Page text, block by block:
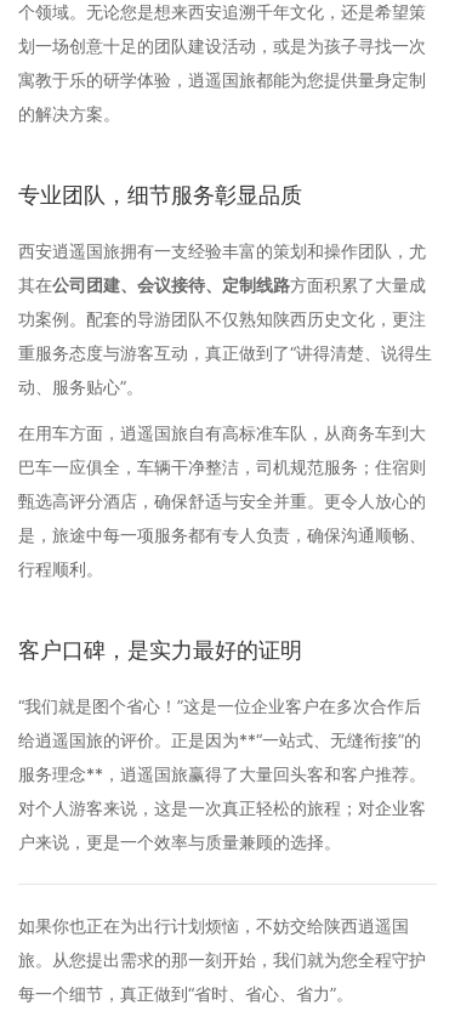
个领域。无论您是想来西安追溯千年文化，还是希望策
划一场创意十足的团队建设活动，或是为孩子寻找一次
寓教于乐的研学体验，逍遥国旅都能为您提供量身定制
的解决方案。
专业团队，细节服务彰显品质
西安逍遥国旅拥有一支经验丰富的策划和操作团队，尤
其在公司团建、会议接待、定制线路方面积累了大量成
功案例。配套的导游团队不仅熟知陕西历史文化，更注
重服务态度与游客互动，真正做到了“讲得清楚、说得生
动、服务贴心”。
在用车方面，逍遥国旅自有高标准车队，从商务车到大
巴车一应俱全，车辆干净整洁，司机规范服务；住宿则
甄选高评分酒店，确保舒适与安全并重。更令人放心的
是，旅途中每一项服务都有专人负责，确保沟通顺畅、
行程顺利。
客户口碑，是实力最好的证明
“我们就是图个省心！”这是一位企业客户在多次合作后
给逍遥国旅的评价。正是因为**“一站式、无缝衔接”的
服务理念**，逍遥国旅赢得了大量回头客和客户推荐。
对个人游客来说，这是一次真正轻松的旅程；对企业客
户来说，更是一个效率与质量兼顾的选择。
如果你也正在为出行计划烦恼，不妨交给陕西逍遥国
旅。从您提出需求的那一刻开始，我们就为您全程守护
每一个细节，真正做到“省时、省心、省力”。